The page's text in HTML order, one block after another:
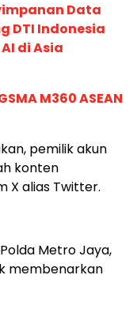
Data
DTI Indonesia
di Asia
M360 ASEAN
pemilik akun
konten
X alias Twitter.
Metro Jaya,
membenarkan